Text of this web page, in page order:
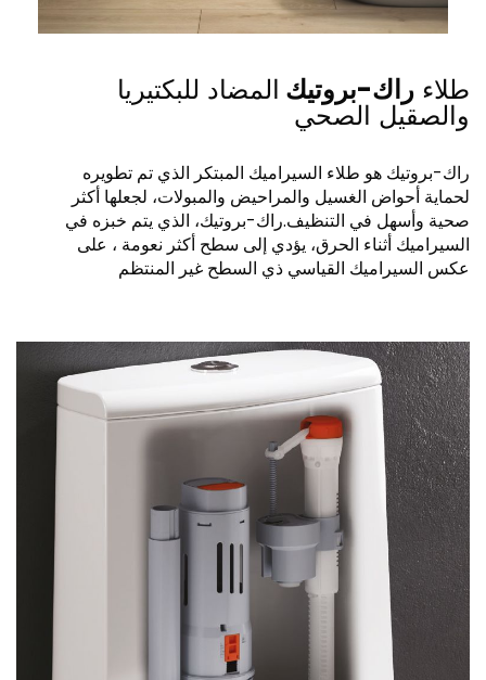
طلاء راك-بروتيك المضاد للبكتيريا
والصقيل الصحي
راك-بروتيك هو طلاء السيراميك المبتكر الذي تم تطويره
لحماية أحواض الغسيل والمراحيض والمبولات، لجعلها أكثر
صحية وأسهل في التنظيف.راك-بروتيك، الذي يتم خبزه في
السيراميك أثناء الحرق، يؤدي إلى سطح أكثر نعومة ، على
عكس السيراميك القياسي ذي السطح غير المنتظم